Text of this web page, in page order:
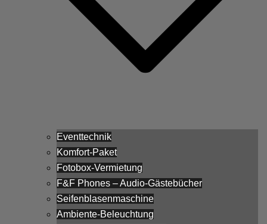
Eventtechnik
Komfort-Paket
Fotobox-Vermietung
F&F Phones – Audio-Gästebücher
Seifenblasenmaschine
Ambiente-Beleuchtung